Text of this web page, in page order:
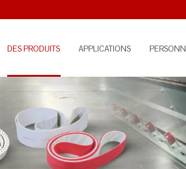
DES PRODUITS APPLICATIONS